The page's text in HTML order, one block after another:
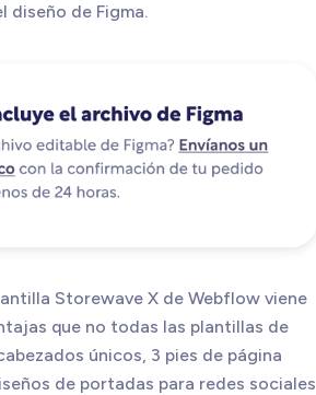
diseño de Figma.
Storewave X de Webflow viene
que no todas las plantillas de
únicos, 3 pies de página
de portadas para redes sociales